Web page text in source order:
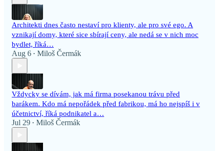
Architekti dnes často nestaví pro klienty, ale pro své ego. A
vznikají domy, které sice sbírají ceny, ale nedá se v nich moc
bydlet, říká…
Aug 6 • Miloš Čermák
Vždycky se dívám, jak má firma posekanou trávu před
barákem. Kdo má nepořádek před fabrikou, má ho nejspíš i v
účetnictví, říká podnikatel a…
Jul 29 • Miloš Čermák